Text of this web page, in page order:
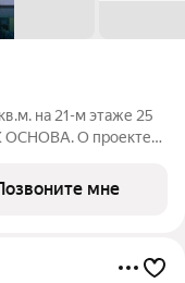
на 21-м этаже 25
ОСНОВА. О проекте
лифтом уже готов
мне